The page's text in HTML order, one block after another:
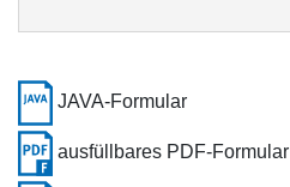
JAVA-Formular
ausfüllbares PDF-Formular